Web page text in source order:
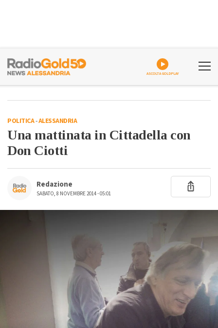
ASCOLTA GOLDPLAY
POLITICA-ALESSANDRIA
Una mattinata in Cittadella con
Don Ciotti
Redazione
SABATO, 8 NOVEMBRE 2014 - 05:01